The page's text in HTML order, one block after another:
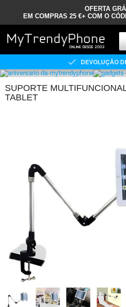
OFERTA
EM COMPRAS 25 €+ COM O
DEVOLUÇÃO
SUPORTE
TABLET